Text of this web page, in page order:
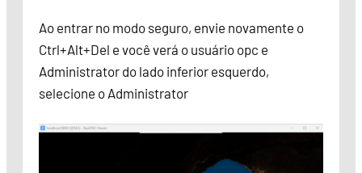
Ao entrar no modo seguro, envie novamente o
Ctrl+Alt+Del e você verá o usuário opc e
Administrator do lado inferior esquerdo,
selecione o Administrator